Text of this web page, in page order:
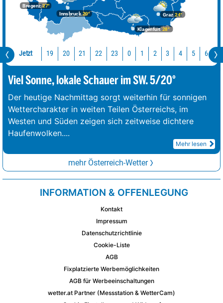
Bregenz27°
Graz24°
Innsbruck20°
Klagenfurt 28°
Jetzt 19 20 21 22 23 0 1 2 3 4 5 6 7
Viel Sonne, lokale Schauer im SW. 5/20°
Der heutige Nachmittag sorgt weiterhin für sonnigen
Wettercharakter in weiten Teilen Österreichs, im
Westen und Süden zeigen sich zeitweise dichtere
Haufenwolken....
Mehr lesen
mehr Österreich-Wetter
INFORMATION & OFFENLEGUNG
Kontakt
Impressum
Datenschutzrichtlinie
Cookie-Liste
AGB
Fixplatzierte Werbemöglichkeiten
AGB für Werbeeinschaltungen
wetter.at Partner (Messstation & WetterCam)